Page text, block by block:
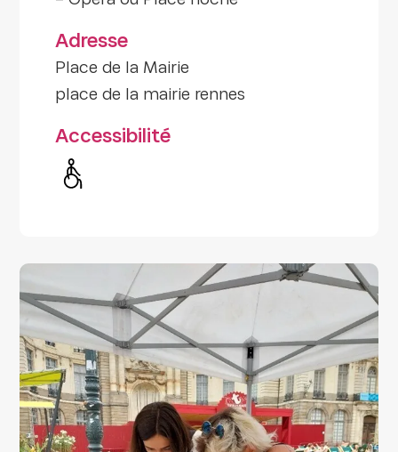
Adresse
Place de la Mairie
place de la mairie rennes
Accessibilité